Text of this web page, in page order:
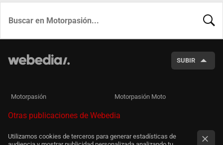
SUBIR
Motorpasión Motorpasión Moto
Otras publicaciones de Webedia
Utilizamos cookies de terceros para generar estadísticas de